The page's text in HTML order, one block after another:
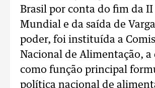
Brasil por conta do fim da II
Mundial e da saída de
poder, foi instituída a
Nacional de Alimentação, a
como função principal
política nacional de